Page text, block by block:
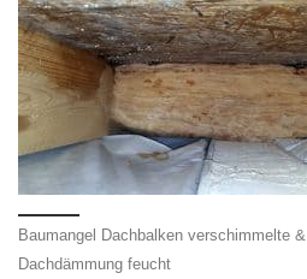
Baumangel Dachbalken verschimmelte &
Dachdämmung feucht